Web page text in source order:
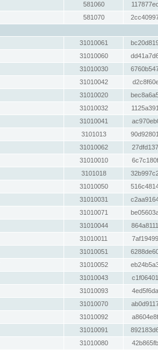
581060
581070
31010061
31010060
31010030
31010042
31010020
31010032
31010041
3101013
31010062
31010010
3101018
31010050
31010031
31010071
31010044
31010011
31010051
31010052
31010043
31010093
31010070
31010092
31010091
31010080